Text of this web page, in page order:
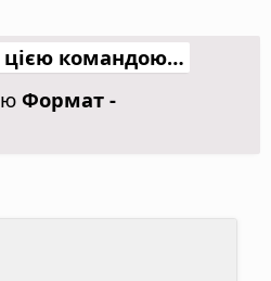
цією командою…
Формат -